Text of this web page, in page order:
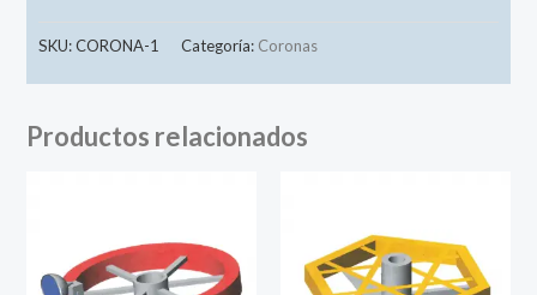
SKU:CORONA-1 Categoría: Coronas
Productos relacionados